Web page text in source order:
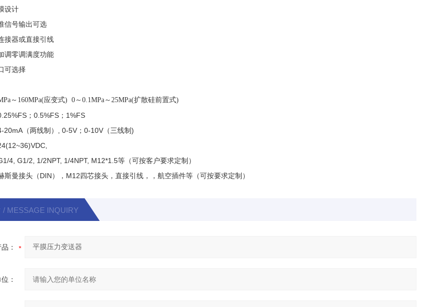
设计
号输出可选
器或直接引线
零调满度功能
可选择
～160MPa(应变式) 0～0.1MPa～25MPa(扩散硅前置式)
；0.5%FS；1%FS
（两线制）, 0-5V；0-10V（三线制)
G1/2, 1/2NPT, 1/4NPT, M12*1.5等（可按客户要求定制）
曼接头（DIN），M12四芯接头，直接引线，，航空插件等（可按要求定制）
/ MESSAGE INQUIRY
：
：